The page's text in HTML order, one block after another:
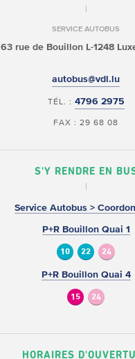
SERVICE AUTOBUS
63 rue de BouillonL-1248
autobus@vdl.lu
TÉL. : 4796 2975
FAX : 29 68 08
S'Y RENDRE EN
Service Autobus >
P+R Bouillon Quai 1
10 22 24
P+R Bouillon Quai 4
15 24
HORAIRES